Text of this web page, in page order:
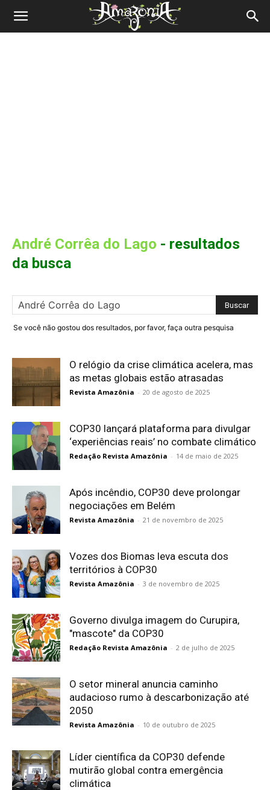
Revista
André Corrêa do Lago - resultados
da busca
Se você não gostou dos resultados, por favor, faça outra pesquisa
O relógio da crise climática acelera, mas
as metas globais estão atrasadas
Revista Amazônia - 20 de agosto de 2025
COP30 lançará plataforma para divulgar
‘experiências reais’ no combate climático
Redação Revista Amazônia - 14 de maio de 2025
Após incêndio, COP30 deve prolongar
negociações em Belém
Revista Amazônia - 21 de novembro de 2025
Vozes dos Biomas leva escuta dos
territórios à COP30
Revista Amazônia - 3 de novembro de 2025
Governo divulga imagem do Curupira,
"mascote" da COP30
Redação Revista Amazônia - 2 de julho de 2025
O setor mineral anuncia caminho
audacioso rumo à descarbonização até
2050
Revista Amazônia - 10 de outubro de 2025
Líder científica da COP30 defende
mutirão global contra emergência
climática